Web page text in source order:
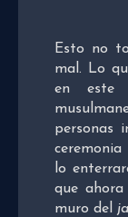
Esto no
mal. Lo
en este
personas
ceremonia
lo
que ahora
muro del